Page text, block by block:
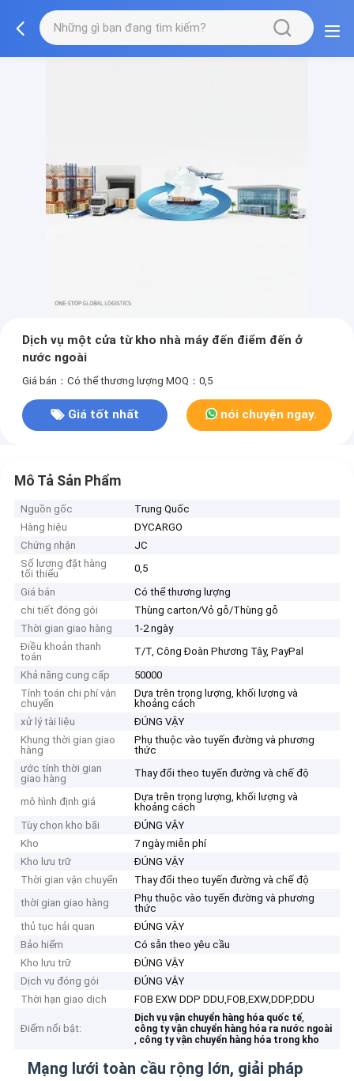
Dịch vụ một cửa từ kho nhà máy đến điểm đến ở
nước ngoài
Giá bán：Có thể thương lượng MOQ：0,5
Giá tốt nhất nói chuyện ngay.
Mô Tả Sản Phẩm
Nguồn gốc
Trung Quốc
Hàng hiệu
DYCARGO
Chứng nhận
JC
Số lượng đặt hàng
tối thiểu
0,5
Giá bán
Có thể thương lượng
chi tiết đóng gói
Thùng carton/Vỏ gỗ/Thùng gỗ
Thời gian giao hàng
1-2 ngày
Điều khoản thanh
toán
T/T, Công Đoàn Phương Tây, PayPal
Khả năng cung cấp
50000
Tính toán chi phí vận
chuyển
Dựa trên trọng lượng, khối lượng và
khoảng cách
xử lý tài liệu
ĐÚNG VẬY
Khung thời gian giao
hàng
Phụ thuộc vào tuyến đường và phương
thức
ước tính thời gian
giao hàng
Thay đổi theo tuyến đường và chế độ
mô hình định giá
Dựa trên trọng lượng, khối lượng và
khoảng cách
Tùy chọn kho bãi
ĐÚNG VẬY
Kho
7 ngày miễn phí
Kho lưu trữ
ĐÚNG VẬY
Thời gian vận chuyển
Thay đổi theo tuyến đường và chế độ
thời gian giao hàng
Phụ thuộc vào tuyến đường và phương
thức
thủ tục hải quan
ĐÚNG VẬY
Bảo hiểm
Có sẵn theo yêu cầu
Kho lưu trữ
ĐÚNG VẬY
Dịch vụ đóng gói
ĐÚNG VẬY
Thời hạn giao dịch
FOB EXW DDP DDU,FOB,EXW,DDP,DDU
Điểm nổi bật:
Dịch vụ vận chuyển hàng hóa quốc tế,
công ty vận chuyển hàng hóa ra nước ngoài
, công ty vận chuyển hàng hóa trong kho
Mạng lưới toàn cầu rộng lớn, giải pháp